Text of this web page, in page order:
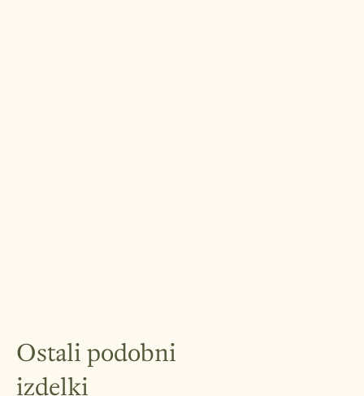
Ostali podobni
izdelki